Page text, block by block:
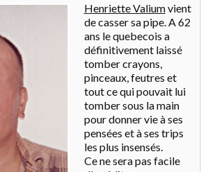
Henriette Valiumvient
de casser sa pipe. A 62
ans le quebecois a
définitivement laissé
tomber crayons,
pinceaux, feutres et
tout ce qui pouvait lui
tomber sous la main
pour donner vie à ses
pensées et à ses trips
les plus insensés.
Ce ne sera pas facile